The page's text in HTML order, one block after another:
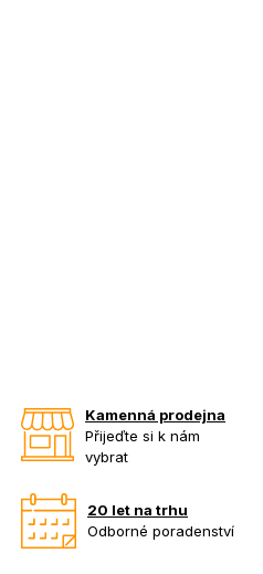
Kamenná prodejna
Přijeďte si k nám
vybrat
20 let na trhu
Odborné poradenství